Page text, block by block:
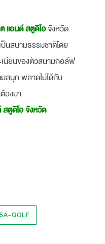
แอนด์ สตูดิโอจังหวัด
นสนามธรรมชาติโดย
นียนของตัวสนามกอล์ฟ
สนุก พลาดไม่ได้กับ
องมา
ตูดิโอ จังหวัด
GOLF